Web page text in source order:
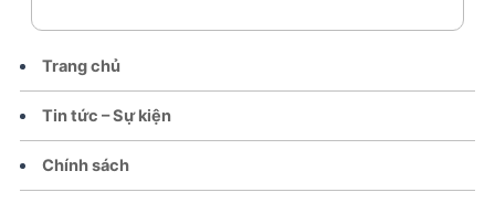
Trang chủ
Tin tức – Sự kiện
Chính sách